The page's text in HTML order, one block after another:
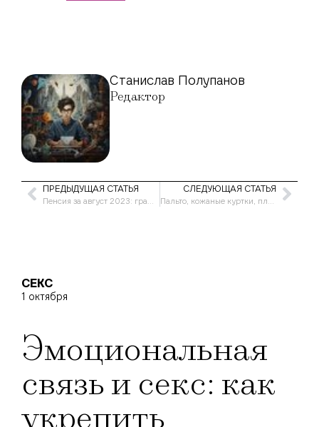
Станислав Полупанов
Редактор
ПРЕДЫДУЩАЯ СТАТЬЯ СЛЕДУЮЩАЯ СТАТЬЯ
СЕКС
1 октября
Эмоциональная
связь и секс: как
укрепить